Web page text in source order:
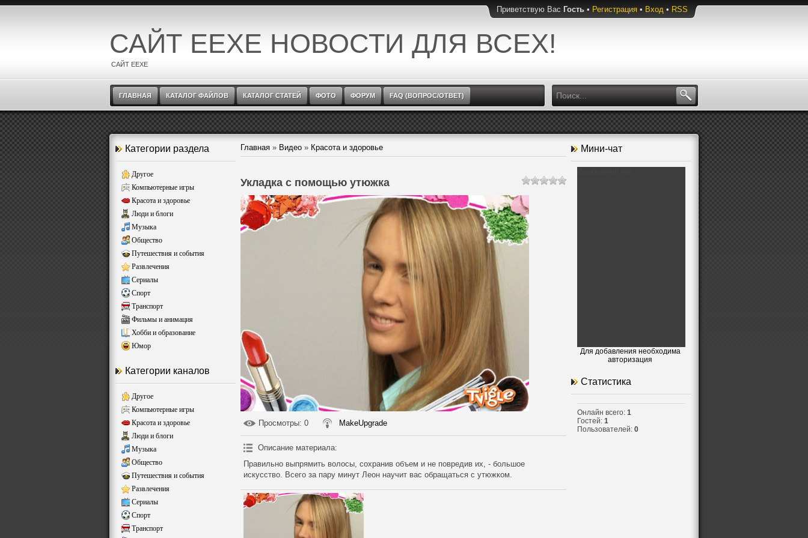
Приветствую Вас Гость • Регистрация • Вход • RSS
САЙТ EEXE НОВОСТИ ДЛЯ ВСЕХ!
САЙТ EEXE
ГЛАВНАЯ КАТАЛОГ ФАЙЛОВ КАТАЛОГ СТАТЕЙ ФОТО ФОРУМ FAQ (ВОПРОС/ОТВЕТ)
Категории раздела
Другое
Компьютерные игры
Красота и здоровье
Люди и блоги
Музыка
Общество
Путешествия и события
Развлечения
Сериалы
Спорт
Транспорт
Фильмы и анимация
Хобби и образование
Юмор
Категории каналов
Другое
Компьютерные игры
Красота и здоровье
Люди и блоги
Музыка
Общество
Путешествия и события
Развлечения
Сериалы
Спорт
Транспорт
Главная » Видео » Красота и здоровье
Укладка с помощью утюжка
Просмотры: 0 MakeUpgrade
Описание материала:
Правильно выпрямить волосы, сохранив объем и не повредив их, - большое
искусство. Всего за пару минут Леон научит вас обращаться с утюжком.
Мини-чат
Для добавления необходима
авторизация
Статистика
Онлайн всего: 1
Гостей: 1
Пользователей: 0